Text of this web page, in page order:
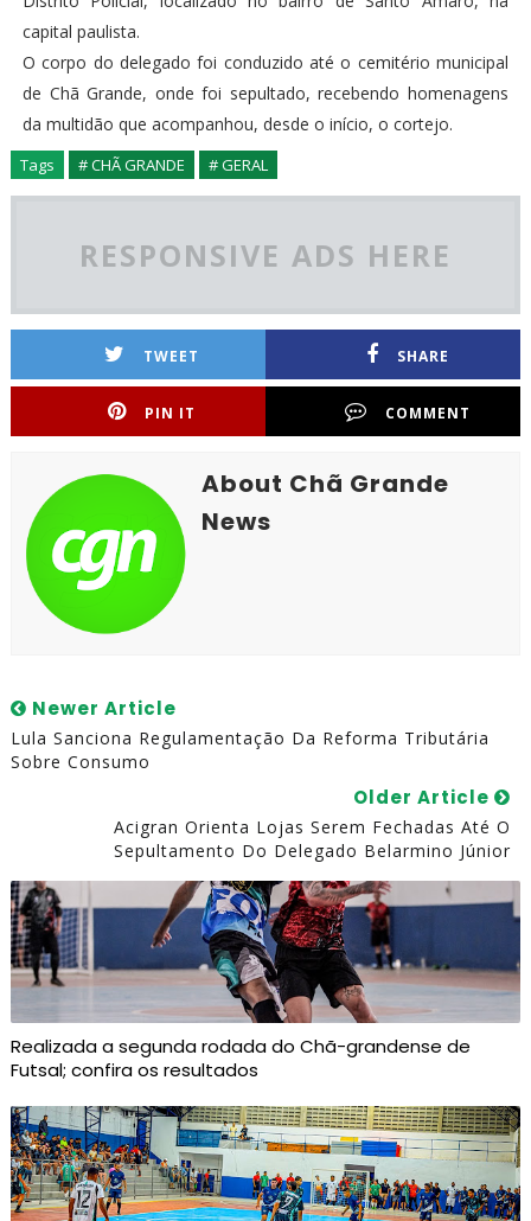
capital paulista.
O corpo do delegado foi conduzido até o cemitério municipal
de Chã Grande, onde foi sepultado, recebendo homenagens
da multidão que acompanhou, desde o início, o cortejo.
Tags # CHÃ GRANDE # GERAL
RESPONSIVE ADS HERE
TWEET SHARE
PIN IT COMMENT
About Chã Grande
News
Newer Article
Lula Sanciona Regulamentação Da Reforma Tributária
Sobre Consumo
Older Article
Acigran Orienta Lojas Serem Fechadas Até O
Sepultamento Do Delegado Belarmino Júnior
Realizada a segunda rodada do Chã-grandense de
Futsal; confira os resultados